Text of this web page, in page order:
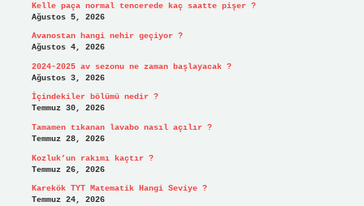
Kelle paça normal tencerede kaç saatte pişer ?
Ağustos 5, 2026
Avanostan hangi nehir geçiyor ?
Ağustos 4, 2026
2024-2025 av sezonu ne zaman başlayacak ?
Ağustos 3, 2026
İçindekiler bölümü nedir ?
Temmuz 30, 2026
Tamamen tıkanan lavabo nasıl açılır ?
Temmuz 28, 2026
Kozluk’un rakımı kaçtır ?
Temmuz 26, 2026
Karekök TYT Matematik Hangi Seviye ?
Temmuz 24, 2026